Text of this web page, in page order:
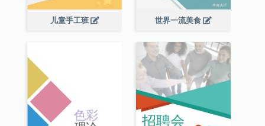
儿童手工班 世界一流美食